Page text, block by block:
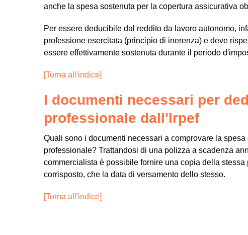
anche la spesa sostenuta per la copertura assicurativa
Per essere deducibile dal reddito da lavoro autonomo,
professione esercitata (principio di inerenza) e deve
essere effettivamente sostenuta durante il periodo
[Torna all'indice]
I documenti necessari per
professionale dall'Irpef
Quali sono i documenti necessari a comprovare la
professionale? Trattandosi di una polizza a scadenza
commercialista è possibile fornire una copia della
corrisposto, che la data di versamento dello stesso.
[Torna all'indice]